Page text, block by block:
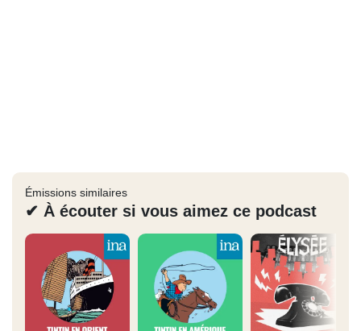
Émissions similaires
✔ À écouter si vous aimez ce podcast